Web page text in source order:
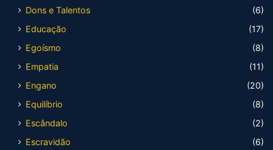
Dons e Talentos
(6)
Educação
(17)
Egoísmo
(8)
Empatia
(11)
Engano
(20)
Equilíbrio
(8)
Escândalo
(2)
Escravidão
(6)